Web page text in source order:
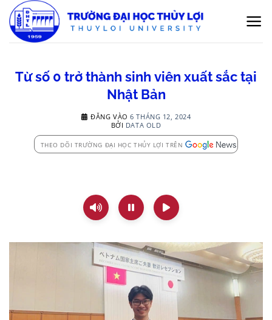
qua
nội
Từ số 0 trở thành sinh viên xuất sắc tại
Nhật Bản
ĐĂNG VÀO6 THÁNG 12, 2024
BỞI DATA OLD
THEO DÕI TRƯỜNG ĐẠI HỌC THỦY LỢI TRÊN